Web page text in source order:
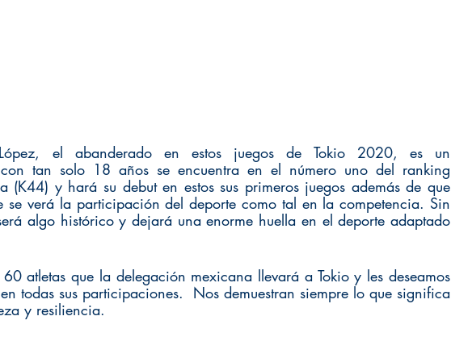
el abanderado en estos juegos de Tokio 2020, es un
tan solo 18 años se encuentra en el número uno del ranking
(K44) y hará su debut en estos sus primeros juegos además de que
se verá la participación del deporte como tal en la competencia. Sin
algo histórico y dejará una enorme huella en el deporte adaptado
atletas que la delegación mexicana llevará a Tokio y les deseamos
todas sus participaciones.  Nos demuestran siempre lo que significa
y resiliencia.